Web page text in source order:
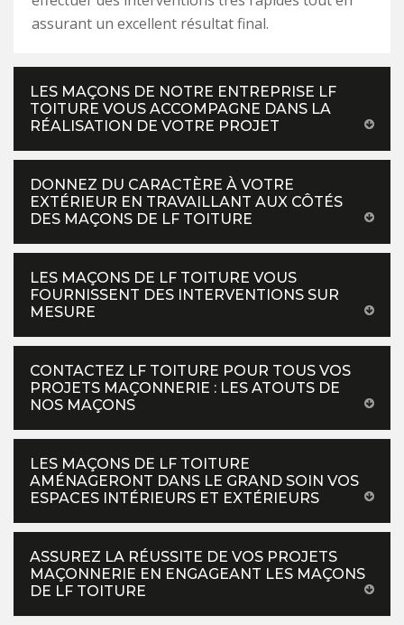
assurant un excellent résultat final.
LES MAÇONS DE NOTRE ENTREPRISE LF
TOITURE VOUS ACCOMPAGNE DANS LA
RÉALISATION DE VOTRE PROJET
DONNEZ DU CARACTÈRE À VOTRE
EXTÉRIEUR EN TRAVAILLANT AUX CÔTÉS
DES MAÇONS DE LF TOITURE
LES MAÇONS DE LF TOITURE VOUS
FOURNISSENT DES INTERVENTIONS SUR
MESURE
CONTACTEZ LF TOITURE POUR TOUS VOS
PROJETS MAÇONNERIE : LES ATOUTS DE
NOS MAÇONS
LES MAÇONS DE LF TOITURE
AMÉNAGERONT DANS LE GRAND SOIN VOS
ESPACES INTÉRIEURS ET EXTÉRIEURS
ASSUREZ LA RÉUSSITE DE VOS PROJETS
MAÇONNERIE EN ENGAGEANT LES MAÇONS
DE LF TOITURE